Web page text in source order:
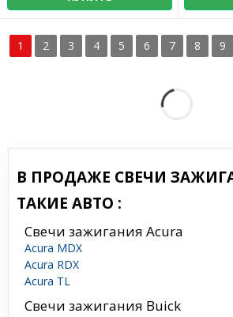
1 2 3 4 5 6 7 8 9
В ПРОДАЖЕ СВЕЧИ
ТАКИЕ АВТО :
Свечи зажигания Acura
Acura MDX
Acura RDX
Acura TL
Свечи зажигания Buick